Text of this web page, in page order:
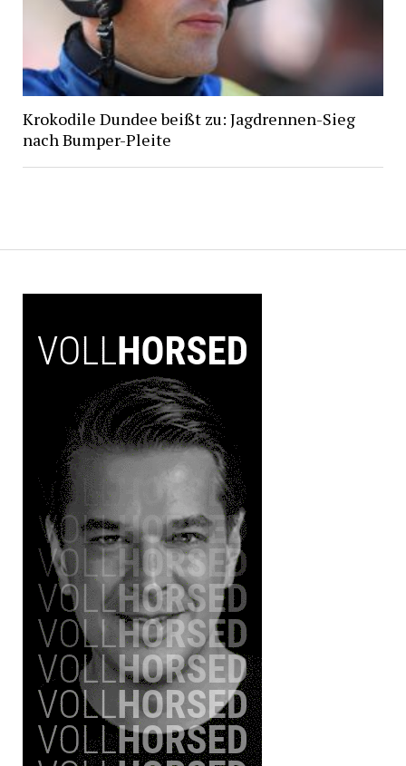
Krokodile Dundee beißt zu: Jagdrennen-Sieg
nach Bumper-Pleite